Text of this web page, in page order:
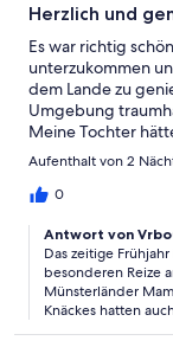
Herzlich und
Es war richtig
unterzukommen
dem Lande zu
Umgebung
Meine Tochter
kommen
Aufenthalt von 2
0
Antwort von
Das zeitige
besonderen Reize
Münsterländer
Knäckes hatten